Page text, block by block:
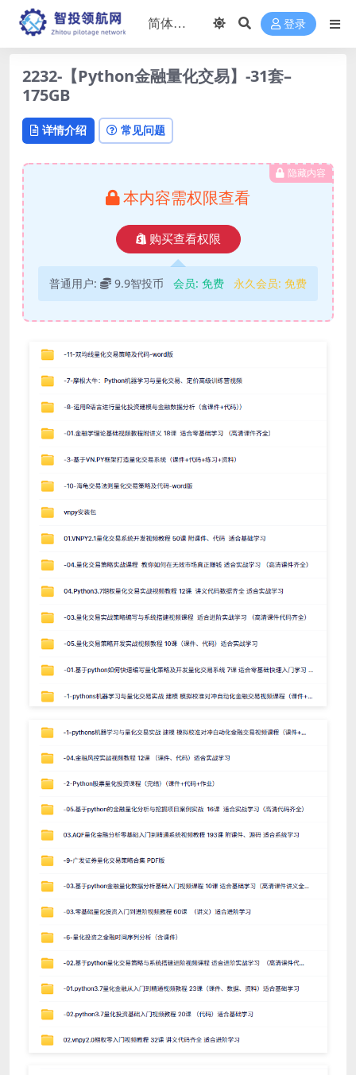
登录
2232-【Python金融量化交易】-31套–
175GB
详情介绍 常见问题
隐藏内容
本内容需权限查看
购买查看权限
普通用户: 9.9智投币 会员: 免费 永久会员: 免费